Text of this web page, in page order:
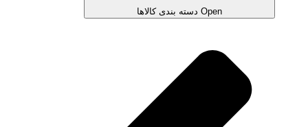
Open دسته بندی کالاها